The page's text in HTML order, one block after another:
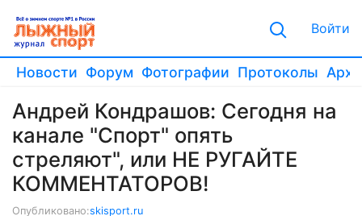
Войти
Новости Форум Фотографии Протоколы
Андрей Кондрашов: Сегодня на
канале "Спорт" опять
стреляют", или НЕ РУГАЙТЕ
КОММЕНТАТОРОВ!
Опубликовано:skisport.ru